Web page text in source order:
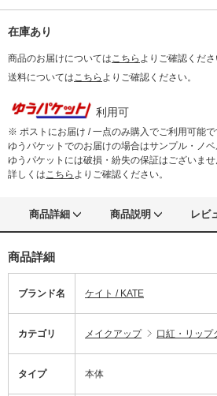
在庫あり
商品のお届けについてはこちら よりご確認くださ
送料についてはこちら よりご確認ください。
利用可
※ ポストにお届け / 一点のみ購入でご利用可能で
ゆうパケットでのお届けの場合はサンプル・ノベ
ゆうパケットには破損・紛失の保証はございませ
詳しくはこちら よりご確認ください。
商品詳細 商品説明 レビ
商品詳細
ブランド名 ケイト / KATE
カテゴリ メイクアップ 口紅・リップ
タイプ 本体